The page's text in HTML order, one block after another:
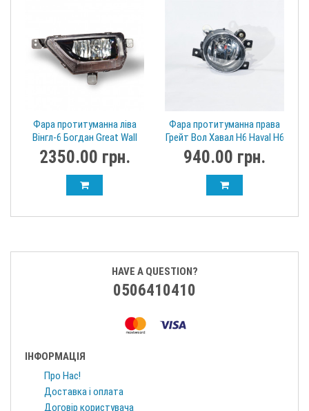
Фара протитуманна ліва
Вінгл-6 Богдан Great Wall
Wingle 6 4116100XP2WXA
2350.00 грн.
Фара протитуманна права
Грейт Вол Хавал Н6 Haval H6
4116200-P24A
940.00 грн.
HAVE A QUESTION?
0506410410
ІНФОРМАЦІЯ
Про Нас!
Доставка і оплата
Договір користувача